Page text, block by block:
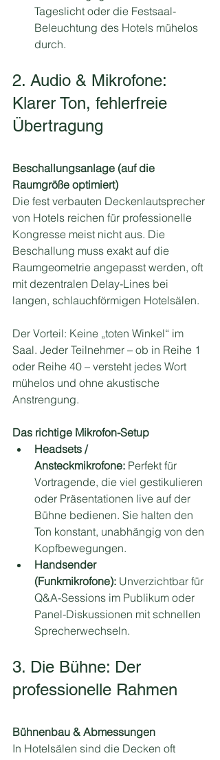
Tageslicht oder die Festsaal-
Beleuchtung des Hotels mühelos
durch.
2. Audio & Mikrofone:
Klarer Ton, fehlerfreie
Übertragung
Beschallungsanlage (auf die
Raumgröße optimiert)
Die fest verbauten Deckenlautsprecher
von Hotels reichen für professionelle
Kongresse meist nicht aus. Die
Beschallung muss exakt auf die
Raumgeometrie angepasst werden, oft
mit dezentralen Delay-Lines bei
langen, schlauchförmigen Hotelsälen.
Der Vorteil: Keine „toten Winkel“ im
Saal. Jeder Teilnehmer – ob in Reihe 1
oder Reihe 40 – versteht jedes Wort
mühelos und ohne akustische
Anstrengung.
Das richtige Mikrofon-Setup
Headsets /
Ansteckmikrofone: Perfekt für
Vortragende, die viel gestikulieren
oder Präsentationen live auf der
Bühne bedienen. Sie halten den
Ton konstant, unabhängig von den
Kopfbewegungen.
Handsender
(Funkmikrofone): Unverzichtbar für
Q&A-Sessions im Publikum oder
Panel-Diskussionen mit schnellen
Sprecherwechseln.
3. Die Bühne: Der
professionelle Rahmen
Bühnenbau & Abmessungen
In Hotelsälen sind die Decken oft